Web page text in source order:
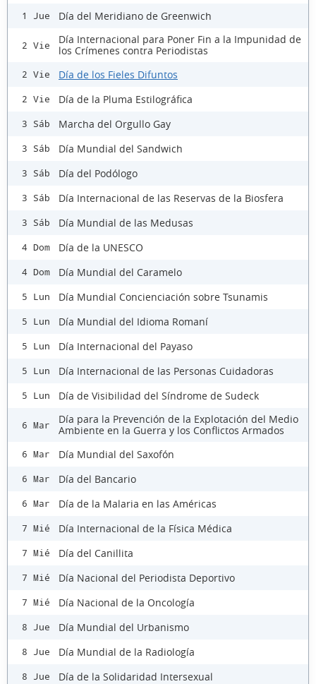
1 Jue Día del Meridiano de Greenwich
2 Vie
Día Internacional para Poner Fin a la Impunidad de
los Crímenes contra Periodistas
2 Vie Día de los Fieles Difuntos
2 Vie Día de la Pluma Estilográfica
3 Sáb Marcha del Orgullo Gay
3 Sáb Día Mundial del Sandwich
3 Sáb Día del Podólogo
3 Sáb Día Internacional de las Reservas de la Biosfera
3 Sáb Día Mundial de las Medusas
4 Dom Día de la UNESCO
4 Dom Día Mundial del Caramelo
5 Lun Día Mundial Concienciación sobre Tsunamis
5 Lun Día Mundial del Idioma Romaní
5 Lun Día Internacional del Payaso
5 Lun Día Internacional de las Personas Cuidadoras
5 Lun Día de Visibilidad del Síndrome de Sudeck
6 Mar
Día para la Prevención de la Explotación del Medio
Ambiente en la Guerra y los Conflictos Armados
6 Mar Día Mundial del Saxofón
6 Mar Día del Bancario
6 Mar Día de la Malaria en las Américas
7 Mié Día Internacional de la Física Médica
7 Mié Día del Canillita
7 Mié Día Nacional del Periodista Deportivo
7 Mié Día Nacional de la Oncología
8 Jue Día Mundial del Urbanismo
8 Jue Día Mundial de la Radiología
8 Jue Día de la Solidaridad Intersexual